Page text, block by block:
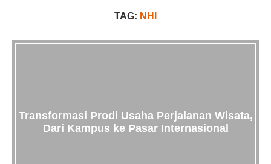
TAG: NHI
Transformasi Prodi Usaha Perjalanan Wisata,
Dari Kampus ke Pasar Internasional